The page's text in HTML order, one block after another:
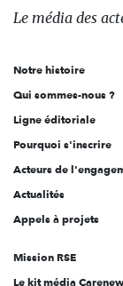
des
l'engagement
Le média des
Notre histoire
Qui sommes-nous ?
Ligne éditoriale
Pourquoi s'inscrire
Acteurs de
Actualités
Appels à projets
Mission RSE
Le kit média